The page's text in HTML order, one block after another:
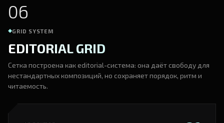
06
GRID SYSTEM
EDITORIAL GRID
Сетка построена как editorial-система: она даёт свободу для
нестандартных композиций, но сохраняет порядок, ритм и
читаемость.